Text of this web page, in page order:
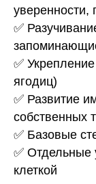
уверенности,
✅
✅
ягодиц)
✅ Развитие
собственных
✅ Базовые
✅ Отдельные
клеткой